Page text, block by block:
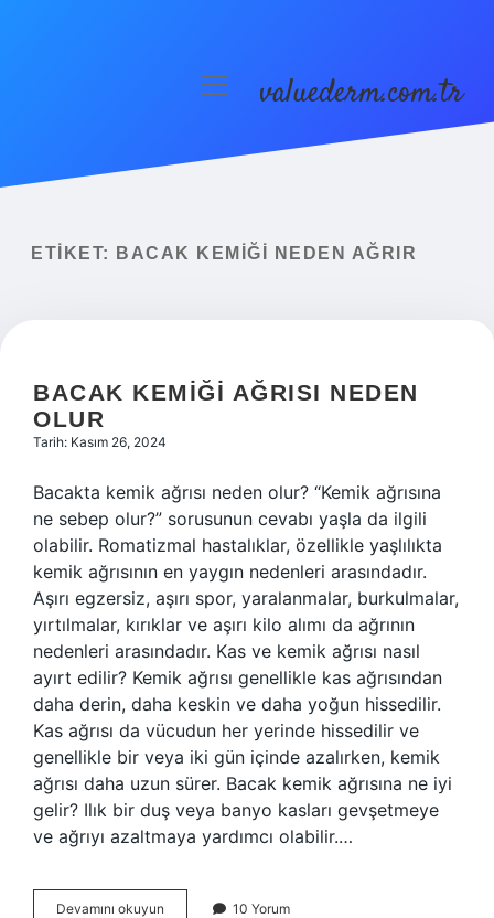
Yasal Uyarı
menüyüvaluederm.com.tr
ETIKET: BACAK KEMIĞI NEDEN AĞRIR
BACAK KEMIĞI AĞRISI NEDEN
OLUR
Tarih: Kasım 26, 2024
Bacakta kemik ağrısı neden olur? “Kemik ağrısına
ne sebep olur?” sorusunun cevabı yaşla da ilgili
olabilir. Romatizmal hastalıklar, özellikle yaşlılıkta
kemik ağrısının en yaygın nedenleri arasındadır.
Aşırı egzersiz, aşırı spor, yaralanmalar, burkulmalar,
yırtılmalar, kırıklar ve aşırı kilo alımı da ağrının
nedenleri arasındadır. Kas ve kemik ağrısı nasıl
ayırt edilir? Kemik ağrısı genellikle kas ağrısından
daha derin, daha keskin ve daha yoğun hissedilir.
Kas ağrısı da vücudun her yerinde hissedilir ve
genellikle bir veya iki gün içinde azalırken, kemik
ağrısı daha uzun sürer. Bacak kemik ağrısına ne iyi
gelir? Ilık bir duş veya banyo kasları gevşetmeye
ve ağrıyı azaltmaya yardımcı olabilir.…
Devamını okuyun 10 Yorum